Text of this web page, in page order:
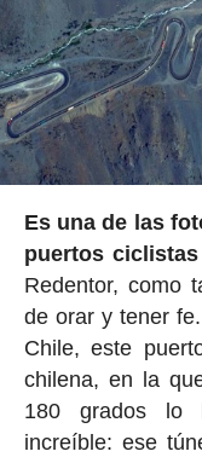
Es una de las
puertos
Redentor, como
de orar y tener
Chile, este
chilena, en la
180 grados lo
increíble: ese